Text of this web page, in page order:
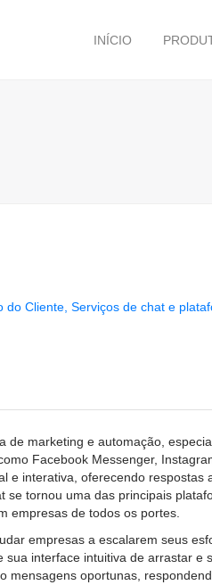
INÍCIO
do Cliente Serviços de chat e
de marketing e automação,
Facebook Messenger,
e interativa, oferecendo
se tornou uma das principais
empresas de todos os portes.
empresas a escalarem seus
sua interface intuitiva de arrastar
mensagens oportunas,